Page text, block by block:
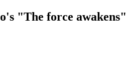
"The force awakens"